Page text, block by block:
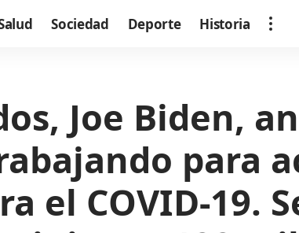
Sociedad Deporte Historia
Joe Biden,
para
el COVID-19.